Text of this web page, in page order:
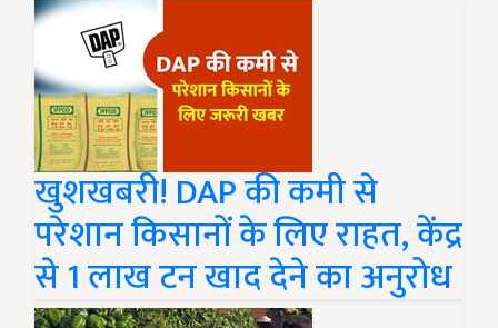
खुशखबरी! DAP की कमी से
परेशान किसानों के लिए राहत, केंद्र
से 1 लाख टन खाद देने का अनुरोध